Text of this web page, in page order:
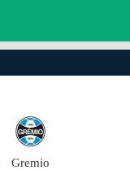
Gremio